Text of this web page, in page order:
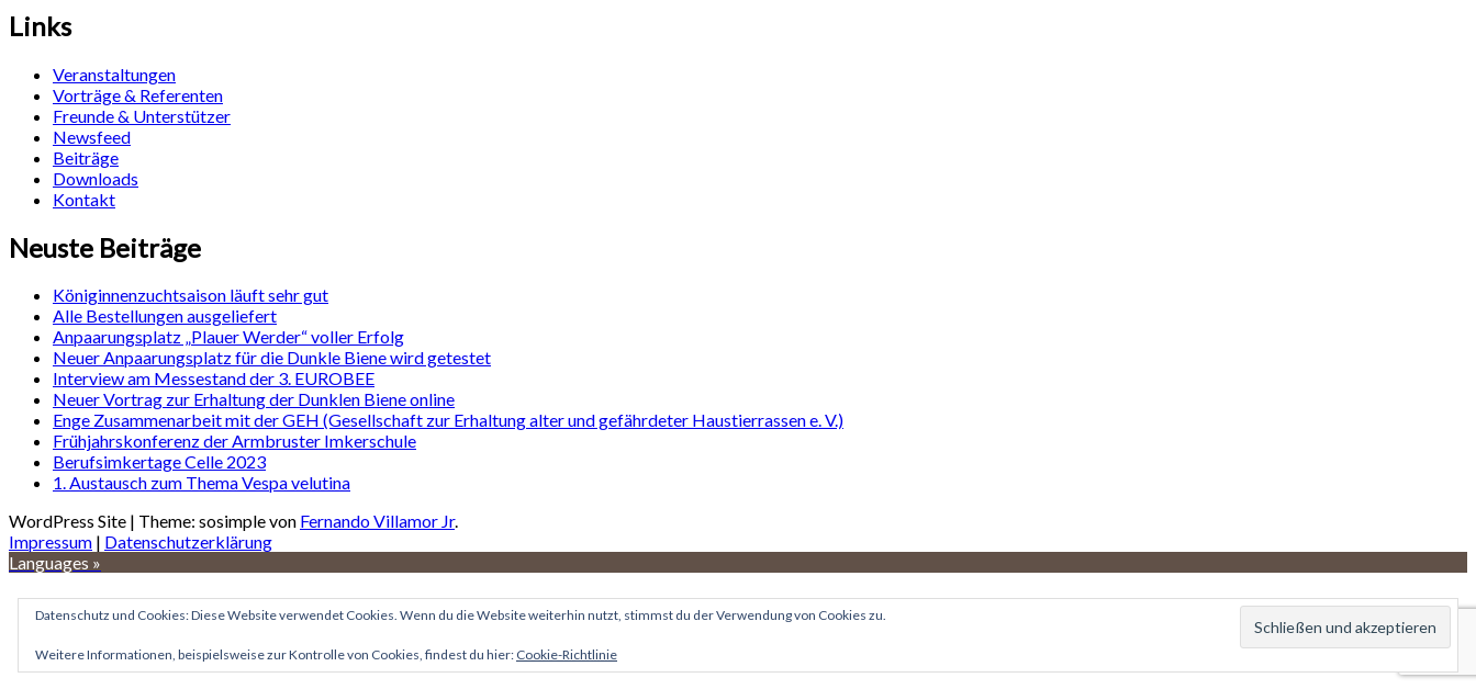
Links
Veranstaltungen
Vorträge & Referenten
Freunde & Unterstützer
Newsfeed
Beiträge
Downloads
Kontakt
Neuste Beiträge
Königinnenzuchtsaison läuft sehr gut
Alle Bestellungen ausgeliefert
Anpaarungsplatz „Plauer Werder“ voller Erfolg
Neuer Anpaarungsplatz für die Dunkle Biene wird getestet
Interview am Messestand der 3. EUROBEE
Neuer Vortrag zur Erhaltung der Dunklen Biene online
Enge Zusammenarbeit mit der GEH (Gesellschaft zur Erhaltung alter und gefährdeter Haustierrassen e. V.)
Frühjahrskonferenz der Armbruster Imkerschule
Berufsimkertage Celle 2023
1. Austausch zum Thema Vespa velutina
WordPress Site | Theme: sosimple von Fernando Villamor Jr.
Impressum | Datenschutzerklärung
Languages »
Datenschutz und Cookies: Diese Website verwendet Cookies. Wenn du die Website weiterhin nutzt, stimmst du der Verwendung von Cookies zu.
Weitere Informationen, beispielsweise zur Kontrolle von Cookies, findest du hier: Cookie-Richtlinie